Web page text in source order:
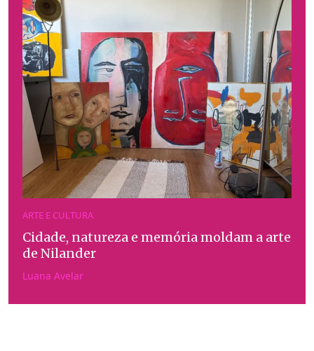
ARTE E CULTURA
Cidade, natureza e memória moldam a arte
de Nilander
Luana Avelar